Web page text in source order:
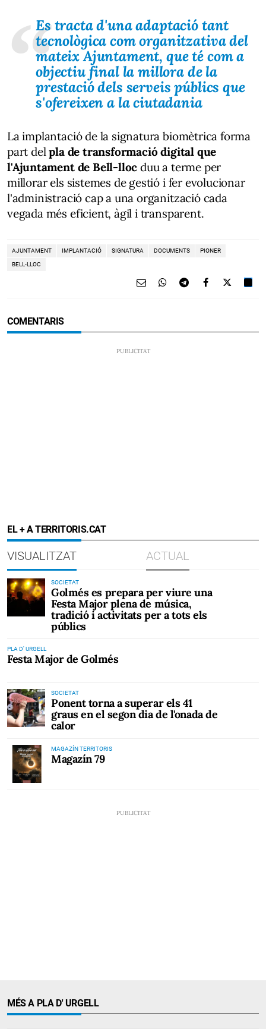
Es tracta d'una adaptació tant
tecnològica com organitzativa del
mateix Ajuntament, que té com a
objectiu final la millora de la
prestació dels serveis públics que
s'ofereixen a la ciutadania
La implantació de la signatura biomètrica forma
part del pla de transformació digital que
l'Ajuntament de Bell-lloc duu a terme per
millorar els sistemes de gestió i fer evolucionar
l'administració cap a una organització cada
vegada més eficient, àgil i transparent.
AJUNTAMENT IMPLANTACIÓ SIGNATURA DOCUMENTS PIONER
BELL-LLOC
COMENTARIS
EL + A TERRITORIS.CAT
VISUALITZAT ACTUAL
SOCIETAT
Golmés es prepara per viure una
Festa Major plena de música,
tradició i activitats per a tots els
públics
PLA D' URGELL
Festa Major de Golmés
SOCIETAT
Ponent torna a superar els 41
graus en el segon dia de l'onada de
calor
MAGAZÍN TERRITORIS
Magazín 79
MÉS A PLA D' URGELL